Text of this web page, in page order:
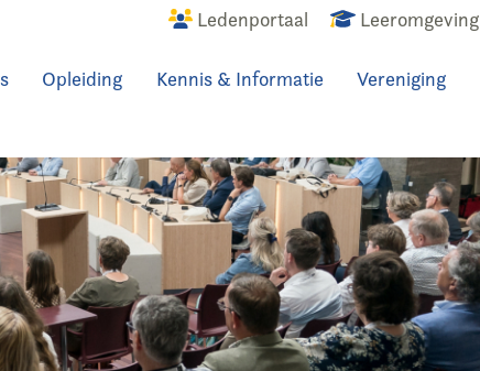
Ledenportaal Leeromgeving
Opleiding Kennis & Informatie Vereniging